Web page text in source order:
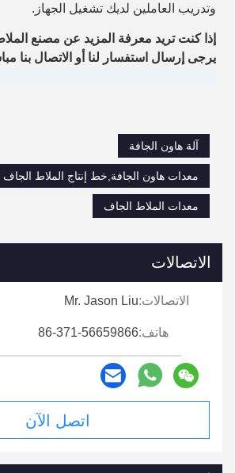
وتدريب العاملين لديك تشغيل الجهاز.
إذا كنت تريد معرفة المزيد عن مصنع
يرجى إرسال استفسار لنا أو الاتصال بنا
آلة هاون الجافة
معدات هاون الجافة,خط إنتاج الملاط الجاف
معدات الملاط الجاف
الاتصالات
الاتصالات:Mr. Jason Liu
هاتف:86-371-56659866
اتصل الآن